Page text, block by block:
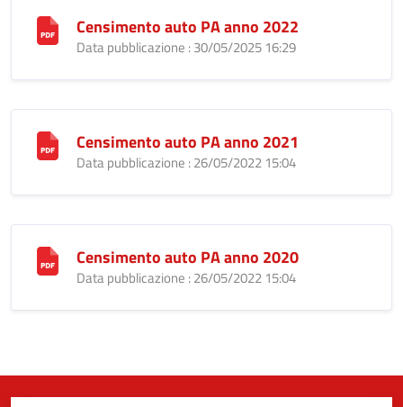
Censimento auto PA anno 2022
Data pubblicazione : 30/05/2025 16:29
Censimento auto PA anno 2021
Data pubblicazione : 26/05/2022 15:04
Censimento auto PA anno 2020
Data pubblicazione : 26/05/2022 15:04